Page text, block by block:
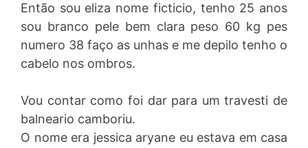
Então sou eliza nome ficticio, tenho 25 anos
sou branco pele bem clara peso 60 kg pes
numero 38 faço as unhas e me depilo tenho o
cabelo nos ombros.
Vou contar como foi dar para um travesti de
balneario camboriu.
O nome era jessica aryane eu estava em casa